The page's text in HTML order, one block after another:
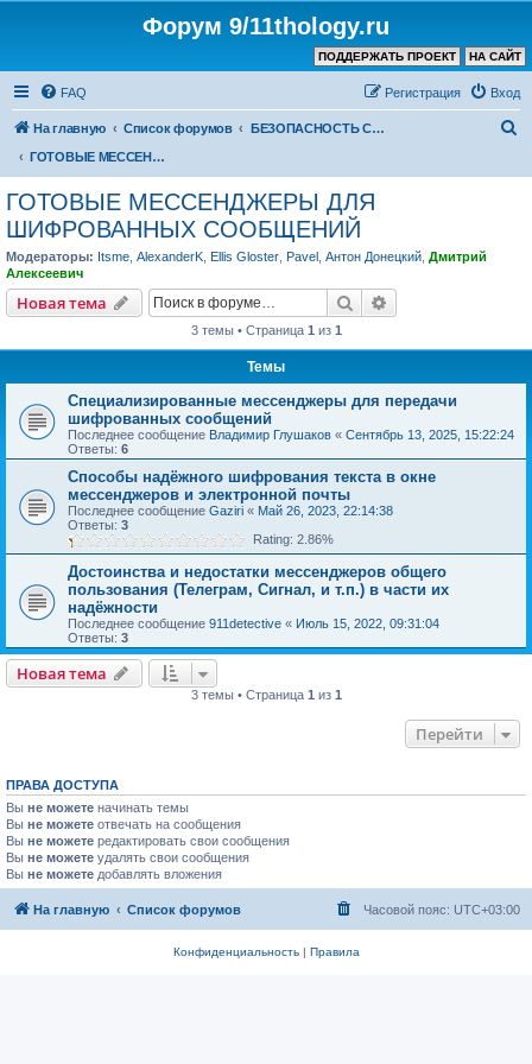
Форум 9/11thology.ru
НА САЙТ
ПОДДЕРЖАТЬ ПРОЕКТ
FAQ Вход
Регистрация
На главную Список форумов
БЕЗОПАСНОСТЬ СВЯЗИ и КОМПЬЮТЕРОВ – ПОЛЕЗНЫЕ СОВЕТЫ, ПРОГРАММЫ
ГОТОВЫЕ МЕССЕНДЖЕРЫ ДЛЯ ШИФРОВАННЫХ СООБЩЕНИЙ
ГОТОВЫЕ МЕССЕНДЖЕРЫ ДЛЯ
ШИФРОВАННЫХ СООБЩЕНИЙ
Модераторы: Itsme AlexanderK Ellis Gloster Pavel Антон Донецкий Дмитрий
Алексеевич
Новая тема Поиск
3 темы • Страница 1 из 1
Темы
Специализированные мессенджеры для передачи
шифрованных сообщений
Последнее сообщение Владимир Глушаков « Сентябрь 13, 2025, 15:22:24
Ответы: 6
Способы надёжного шифрования текста в окне
мессенджеров и электронной почты
Последнее сообщение Gaziri « Май 26, 2023, 22:14:38
Ответы: 3
Rating: 2.86%
Достоинства и недостатки мессенджеров общего
пользования (Телеграм, Сигнал, и т.п.) в части их
надёжности
Последнее сообщение 911detective « Июль 15, 2022, 09:31:04
Ответы: 3
Новая тема
3 темы • Страница 1 из 1
Перейти
ПРАВА ДОСТУПА
Вы не можете начинать темы
Вы не можете отвечать на сообщения
Вы не можете редактировать свои сообщения
Вы не можете удалять свои сообщения
Вы не можете добавлять вложения
На главную Список форумов Часовой пояс: UTC+03:00
Конфиденциальность| Правила